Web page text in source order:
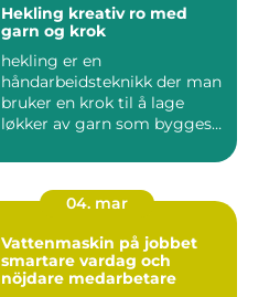
Hekling kreativ ro med
garn og krok
hekling er en
håndarbeidsteknikk der man
bruker en krok til å lage
løkker av garn som bygges
04. mar
Vattenmaskin på jobbet
smartare vardag och
nöjdare medarbetare